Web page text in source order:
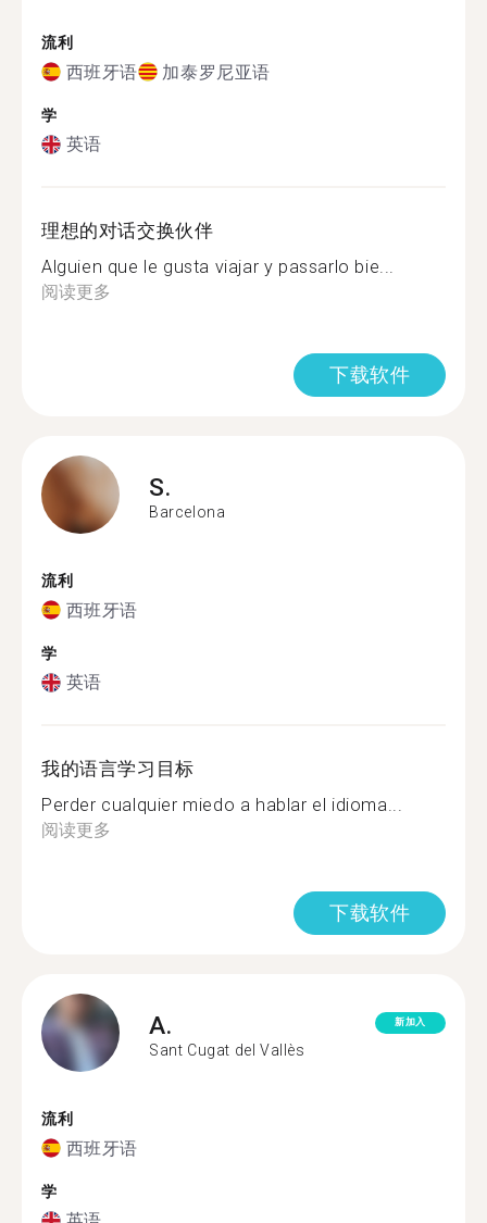
流利
西班牙语 加泰罗尼亚语
学
英语
理想的对话交换伙伴
Alguien que le gusta viajar y passarlo bie...
阅读更多
下载软件
S.
Barcelona
流利
西班牙语
学
英语
我的语言学习目标
Perder cualquier miedo a hablar el idioma...
阅读更多
下载软件
A.
Sant Cugat del Vallès
新加入
流利
西班牙语
学